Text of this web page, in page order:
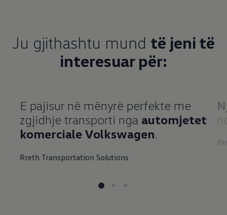
Ju gjithashtu mund të jeni të
interesuar për:
E pajisur në mënyrë perfekte me
zgjidhje transporti nga automjetet
komerciale Volkswagen.
Rreth Transportation Solutions